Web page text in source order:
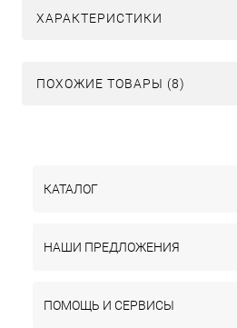
ХАРАКТЕРИСТИКИ
ПОХОЖИЕ ТОВАРЫ (8)
КАТАЛОГ
НАШИ ПРЕДЛОЖЕНИЯ
ПОМОЩЬ И СЕРВИСЫ